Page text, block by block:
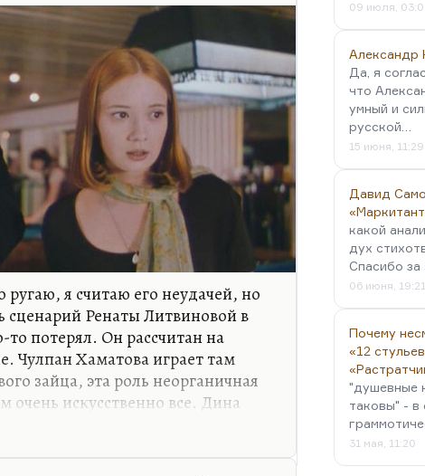
ругаю, я считаю его неудачей, но
сценарий Ренаты Литвиновой в
то потерял. Он рассчитан на
Чулпан Хаматова играет там
зайца, эта роль неорганичная
очень искусственно все. Дина
кажется, что в этом фильме
09 июля,
Александр
Да, я
что
умный и
русской…
15 июня, 11:29
Давид
какой
дух
Спасибо за
06 июня, 19:21
Почему
«12
"душевные
таковы" - в
31 мая, 11:20